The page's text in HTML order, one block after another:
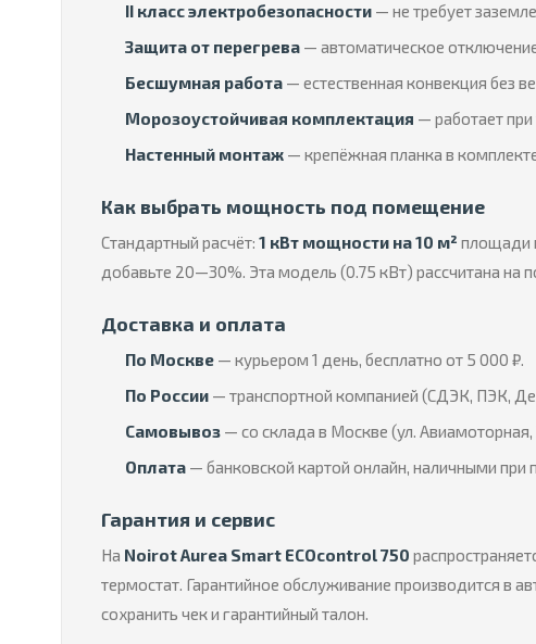
II класс электробезопасности — не требует
Защита от перегрева — автоматическое
Бесшумная работа — естественная конвекция без
Морозоустойчивая комплектация — работает
Настенный монтаж — крепёжная планка в
Как выбрать мощность под помещение
Стандартный расчёт: 1 кВт мощности на 10 м² площади
добавьте 20—30%. Эта модель (0.75 кВт) рассчитана
Доставка и оплата
По Москве — курьером 1 день, бесплатно от 5 000 ₽.
По России — транспортной компанией (СДЭК, ПЭК,
Самовывоз — со склада в Москве (ул. Авиамоторная,
Оплата — банковской картой онлайн, наличными
Гарантия и сервис
На Noirot Aurea Smart ECOcontrol 750
термостат. Гарантийное обслуживание производится в
сохранить чек и гарантийный талон.